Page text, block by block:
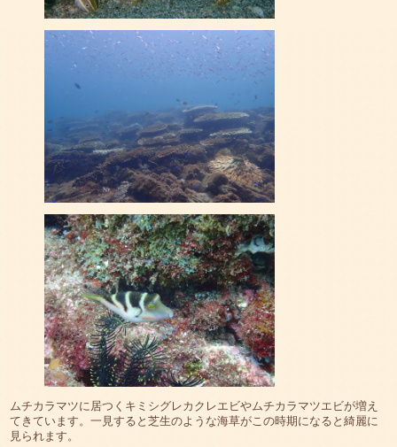
ムチカラマツに居つくキミシグレカクレエビやムチカラマツエビが増え
てきています。一見すると芝生のような海草がこの時期になると綺麗に
見られます。